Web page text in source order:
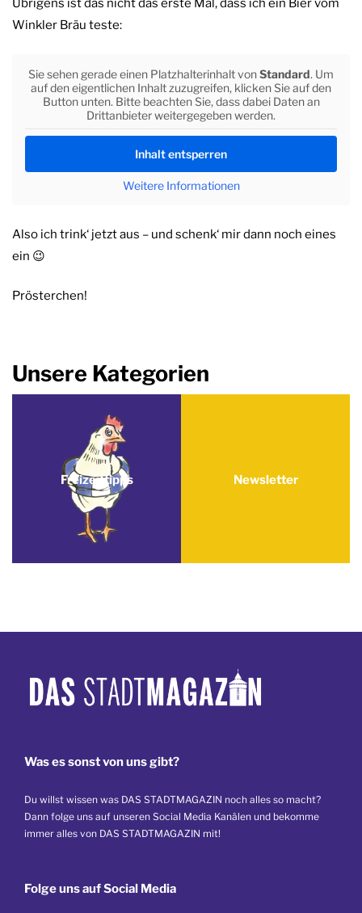
Übrigens ist das nicht das erste Mal, dass ich ein Bier vom
Winkler Bräu teste:
Sie sehen gerade einen Platzhalterinhalt vonStandard. Um
auf den eigentlichen Inhalt zuzugreifen, klicken Sie auf den
Button unten. Bitte beachten Sie, dass dabei Daten an
Drittanbieter weitergegeben werden.
Inhalt entsperren
Weitere Informationen
Also ich trink‘ jetzt aus – und schenk‘ mir dann noch eines
ein 😉
Prösterchen!
Unsere Kategorien
Freizeittipps Newsletter
Was es sonst von uns gibt?
Du willst wissen was DAS STADTMAGAZIN noch alles so macht?
Dann folge uns auf unseren Social Media Kanälen und bekomme
immer alles von DAS STADTMAGAZIN mit!
Folge uns auf Social Media